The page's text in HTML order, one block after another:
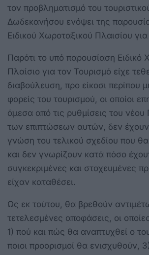
τον προβληματισμό του
Δωδεκανήσου ενόψει της
Ειδικού Χωροταξικού Πλαισίου
Παρότι το υπό παρουσίαση Ειδικό
Πλαίσιο για τον Τουρισμό είχε
διαβούλευση, προ είκοσι περίπου
φορείς του τουρισμού, οι οποίοι
άμεσα από τις ρυθμίσεις του νέου
των επιπτώσεων αυτών, δεν
γνώση του τελικού σχεδίου που
και δεν γνωρίζουν κατά πόσο
συγκεκριμένες και στοχευμένες
είχαν καταθέσει.
Ως εκ τούτου, θα βρεθούν
τετελεσμένες αποφάσεις, οι
1) πού και πώς θα αναπτυχθεί ο
ποιοι προορισμοί θα ενισχυθούν,